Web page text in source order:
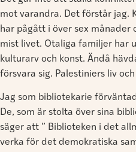
mot varandra. Det förstår jag.
har pågått i över sex månader
mist livet. Otaliga familjer har
kulturarv och konst. Ändå
försvara sig. Palestiniers liv
Jag som bibliotekarie
De, som är stolta över sina
säger att ” Biblioteken i det
verka för det demokratiska